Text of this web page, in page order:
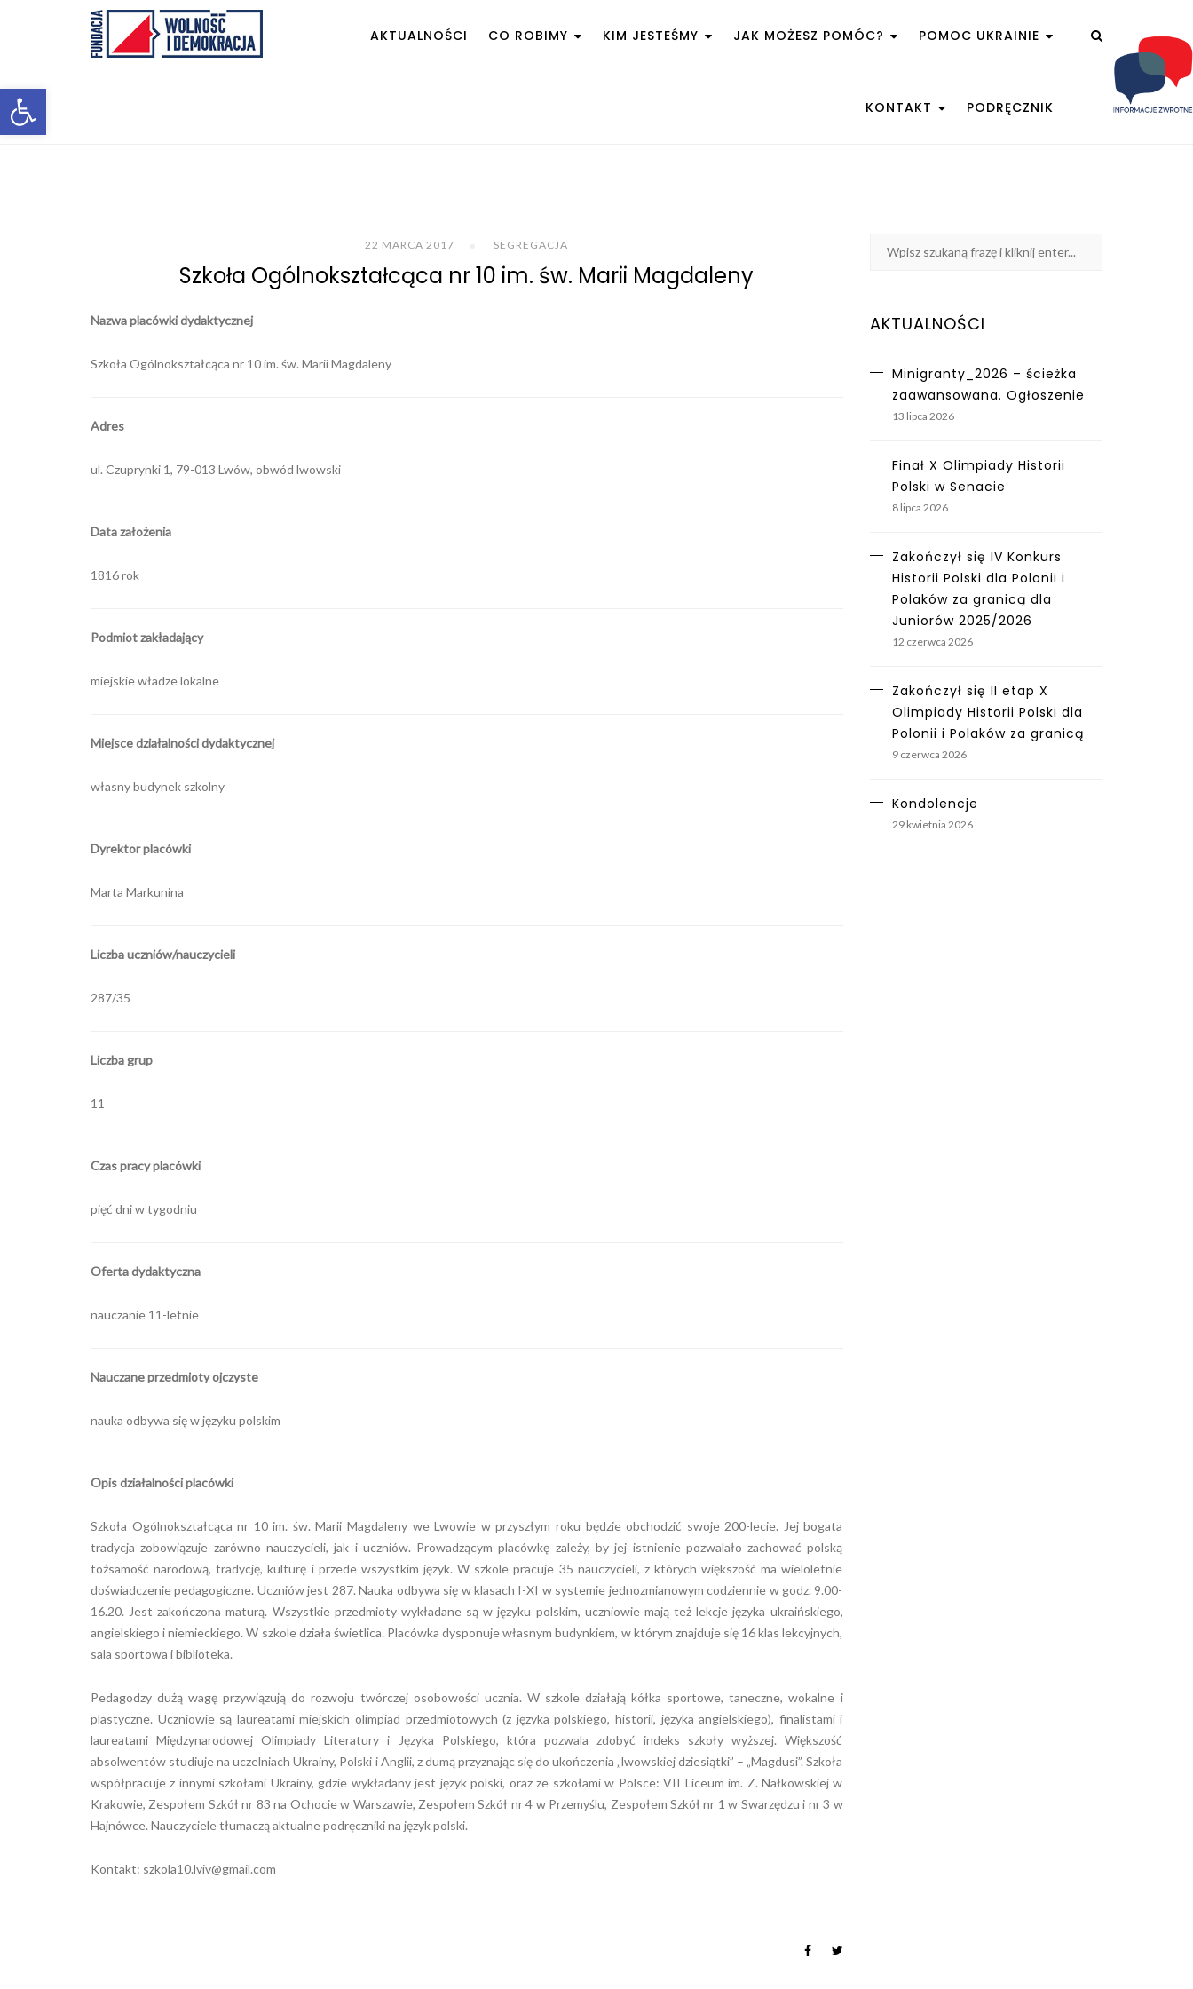
Otwórz pasek narzędzi
AKTUALNOŚCI CO ROBIMY KIM JESTEŚMY JAK MOŻESZ POMÓC? POMOC UKRAINIE
KONTAKT PODRĘCZNIK
22 MARCA 2017 SEGREGACJA
Szkoła Ogólnokształcąca nr 10 im. św. Marii Magdaleny
Nazwa placówki dydaktycznej
Szkoła Ogólnokształcąca nr 10 im. św. Marii Magdaleny
Adres
ul. Czuprynki 1, 79-013 Lwów, obwód lwowski
Data założenia
1816 rok
Podmiot zakładający
miejskie władze lokalne
Miejsce działalności dydaktycznej
własny budynek szkolny
Dyrektor placówki
Marta Markunina
Liczba uczniów/nauczycieli
287/35
Liczba grup
11
Czas pracy placówki
pięć dni w tygodniu
Oferta dydaktyczna
nauczanie 11-letnie
Nauczane przedmioty ojczyste
nauka odbywa się w języku polskim
Opis działalności placówki
Szkoła Ogólnokształcąca nr 10 im. św. Marii Magdaleny we Lwowie w przyszłym roku będzie obchodzić swoje 200-lecie. Jej bogata
tradycja zobowiązuje zarówno nauczycieli, jak i uczniów. Prowadzącym placówkę zależy, by jej istnienie pozwalało zachować polską
tożsamość narodową, tradycję, kulturę i przede wszystkim język. W szkole pracuje 35 nauczycieli, z których większość ma wieloletnie
doświadczenie pedagogiczne. Uczniów jest 287. Nauka odbywa się w klasach I-XI w systemie jednozmianowym codziennie w godz. 9.00-
16.20. Jest zakończona maturą. Wszystkie przedmioty wykładane są w języku polskim, uczniowie mają też lekcje języka ukraińskiego,
angielskiego i niemieckiego. W szkole działa świetlica. Placówka dysponuje własnym budynkiem, w którym znajduje się 16 klas lekcyjnych,
sala sportowa i biblioteka.
Pedagodzy dużą wagę przywiązują do rozwoju twórczej osobowości ucznia. W szkole działają kółka sportowe, taneczne, wokalne i
plastyczne. Uczniowie są laureatami miejskich olimpiad przedmiotowych (z języka polskiego, historii, języka angielskiego), finalistami i
laureatami Międzynarodowej Olimpiady Literatury i Języka Polskiego, która pozwala zdobyć indeks szkoły wyższej. Większość
absolwentów studiuje na uczelniach Ukrainy, Polski i Anglii, z dumą przyznając się do ukończenia „lwowskiej dziesiątki” – „Magdusi”. Szkoła
współpracuje z innymi szkołami Ukrainy, gdzie wykładany jest język polski, oraz ze szkołami w Polsce: VII Liceum im. Z. Nałkowskiej w
Krakowie, Zespołem Szkół nr 83 na Ochocie w Warszawie, Zespołem Szkół nr 4 w Przemyślu, Zespołem Szkół nr 1 w Swarzędzu i nr 3 w
Hajnówce. Nauczyciele tłumaczą aktualne podręczniki na język polski.
Kontakt: szkola10.lviv@gmail.com
AKTUALNOŚCI
Minigranty_2026 – ścieżka
zaawansowana. Ogłoszenie
13 lipca 2026
Finał X Olimpiady Historii
Polski w Senacie
8 lipca 2026
Zakończył się IV Konkurs
Historii Polski dla Polonii i
Polaków za granicą dla
Juniorów 2025/2026
12 czerwca 2026
Zakończył się II etap X
Olimpiady Historii Polski dla
Polonii i Polaków za granicą
9 czerwca 2026
Kondolencje
29 kwietnia 2026